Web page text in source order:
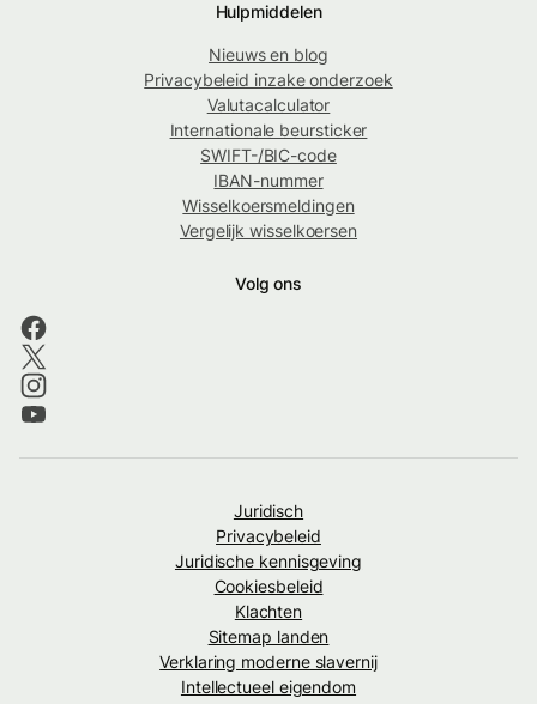
Hulpmiddelen
Nieuws en blog
Privacybeleid inzake onderzoek
Valutacalculator
Internationale beursticker
SWIFT-/BIC-code
IBAN-nummer
Wisselkoersmeldingen
Vergelijk wisselkoersen
Volg ons
Juridisch
Privacybeleid
Juridische kennisgeving
Cookiesbeleid
Klachten
Sitemap landen
Verklaring moderne slavernij
Intellectueel eigendom